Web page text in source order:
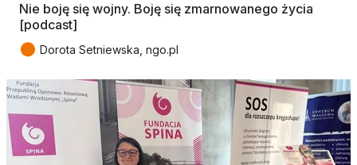
Nie boję się wojny. Boję się zmarnowanego życia
[podcast]
● Dorota Setniewska, ngo.pl